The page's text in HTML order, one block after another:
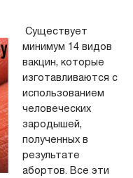
Существует
минимум 14 видов
вакцин, которые
изготавливаются с
использованием
человеческих
зародышей,
полученных в
результате
абортов. Все эти